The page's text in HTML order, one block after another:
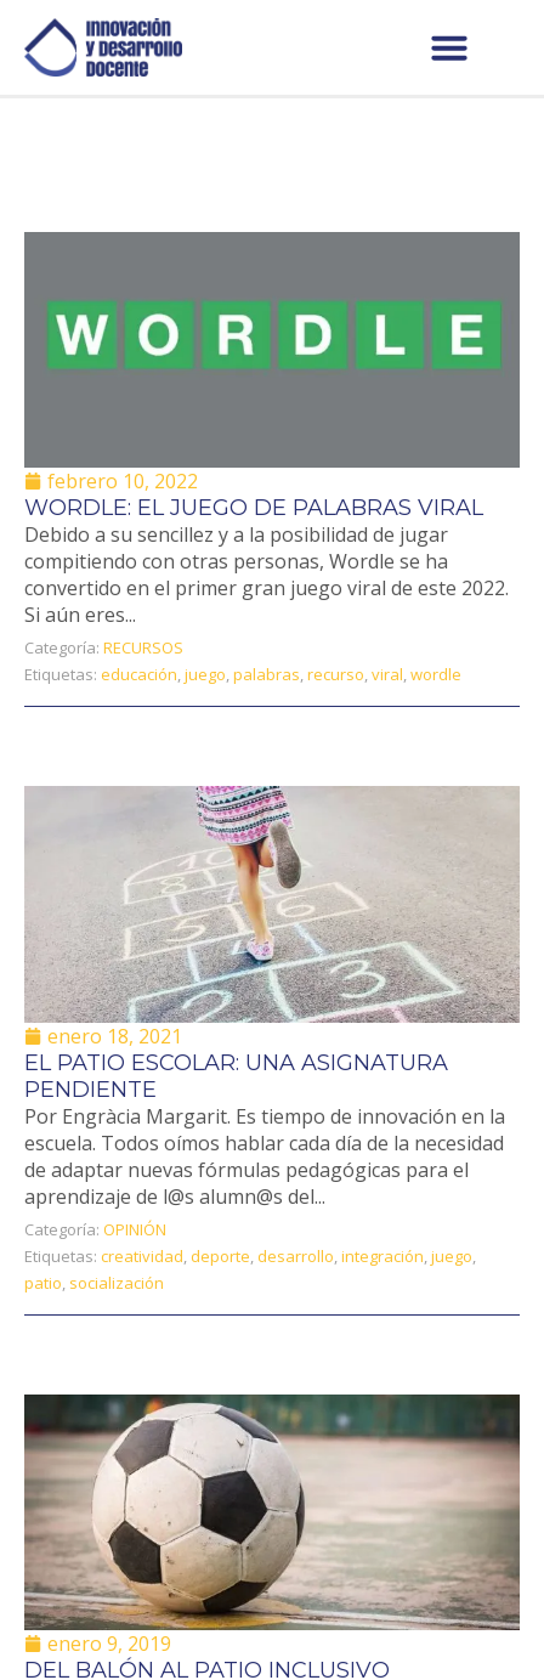
febrero 10, 2022
WORDLE: EL JUEGO DE PALABRAS VIRAL
Debido a su sencillez y a la posibilidad de jugar
compitiendo con otras personas, Wordle se ha
convertido en el primer gran juego viral de este 2022.
Si aún eres...
Categoría: RECURSOS
Etiquetas: educación,juego,palabras,recurso,viral,wordle
enero 18, 2021
EL PATIO ESCOLAR: UNA ASIGNATURA
PENDIENTE
Por Engràcia Margarit. Es tiempo de innovación en la
escuela. Todos oímos hablar cada día de la necesidad
de adaptar nuevas fórmulas pedagógicas para el
aprendizaje de l@s alumn@s del...
Categoría: OPINIÓN
Etiquetas: creatividad, deporte, desarrollo,integración,juego,
patio, socialización
enero 9, 2019
DEL BALÓN AL PATIO INCLUSIVO